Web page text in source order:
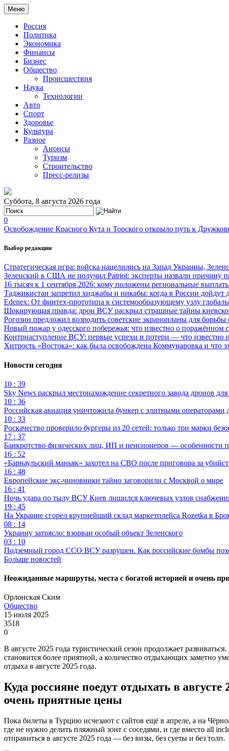
Меню
Россия
Политика
Экономика
Финансы
Бизнес
Общество
Происшествия
Наука
Технологии
Авто
Спорт
Здоровье
Культура
Разное
Анонсы
Туризм
Строительство
Пресс-релизы
Суббота, 8 августа 2026 года
0
Освобождение Красного Кута и Торского открыло путь к
Выбор редакции
Стратегическая игра: войска нацелились на Запад Украины,
Зеленский в США не получил Patriot: эксперты назвали причину
16 тысяч к 1 сентября 2026: кому положены региональные
Таджикистан запретил хиджабы и никабы: когда в России дойдут
Edenex: От финтех-прототипа к системообразующему узлу
Шокирующая правда: дрон ВСУ раскрыл страшные тайны
Рогозин предложил возродить советские экранопланы для
Новый пожар у одесского побережья: что известно о поражённом
Контрнаступление ВСУ: первые успехи и потери — что известно
Хитрость «Востока»: как была освобождена Коммунаровка и что
Новости сегодня
10 : 39
Sky News раскрыл местонахождение секретного завода дронов
10 : 36
Российская авиация уничтожила бункер с элитными
10 : 33
Роскачество проверило бургеры из 20 сетей: только три марки
17 : 37
Банкротство физических лиц, ИП и пенсионеров — особенности
16 : 52
«Барнаульский маньяк» захотел на СВО после приговора за
16 : 48
Европейские экс-чиновники тайно заговорили с Москвой о мире
16 : 41
Ночь удара по тылу ВСУ Киев лишился ключевых узлов
19 : 45
На Украине сгорел крупнейший склад маркетплейса Rozetka в
08 : 14
Украину затрясло: взорван особый объект Зеленского
03 : 10
Подземный город ССО ВСУ разрушен. Как российские бомбы
Больше новостей
Неожиданные маршруты, места с богатой историей и очень
Орлонская Ским
Общество
15 июля 2025
3518
0
В августе 2025 года туристический сезон продолжает
становится более приятной, а количество отдыхающих заметно
отдыха в августе 2025 года.
Куда россияне поедут отдыхать в
очень приятные цены
Пока билеты в Турцию исчезают с сайтов ещё в апреле, а на
где не нужно делить пляжный зонт с соседями, и где вместо all
отправиться в августе 2025 года — без визы, без суеты и без толп.